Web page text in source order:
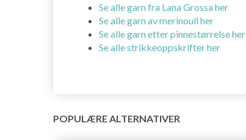
Se alle garn fra Lana Grossa her
Se alle garn av merinoull her
Se alle garn etter pinnestørrelse her
Se alle strikkeoppskrifter her
POPULÆRE ALTERNATIVER